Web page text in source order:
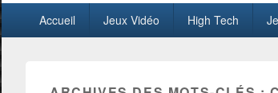
principalAccueil Jeux Vidéo High Tech